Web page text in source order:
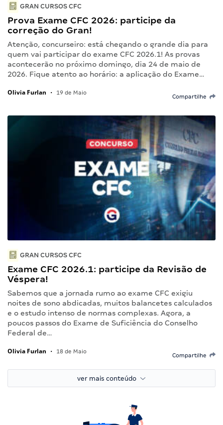
GRAN CURSOS CFC
Prova Exame CFC 2026: participe da
correção do Gran!
Atenção, concurseiro: está chegando o grande dia para
quem vai participar do exame CFC 2026.1! As provas
acontecerão no próximo domingo, dia 24 de maio de
2026. Fique atento ao horário: a aplicação do Exame…
Olivia Furlan • 19 de Maio
Compartilhe
GRAN CURSOS CFC
Exame CFC 2026.1: participe da Revisão de
Véspera!
Sabemos que a jornada rumo ao exame CFC exigiu
noites de sono abdicadas, muitos balancetes calculados
e o estudo intenso de normas complexas. Agora, a
poucos passos do Exame de Suficiência do Conselho
Federal de…
Olivia Furlan • 18 de Maio
Compartilhe
ver mais conteúdo